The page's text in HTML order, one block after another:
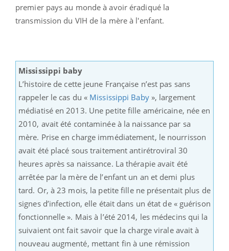
premier pays au monde à avoir éradiqué la
transmission du VIH de la mère à l'enfant.
Mississippi baby
L’histoire de cette jeune Française n’est pas sans
rappeler le cas du « Mississippi Baby», largement
médiatisé en 2013. Une petite fille américaine, née en
2010, avait été contaminée à la naissance par sa
mère. Prise en charge immédiatement, le nourrisson
avait été placé sous traitement antirétroviral 30
heures après sa naissance. La thérapie avait été
arrêtée par la mère de l’enfant un an et demi plus
tard. Or, à 23 mois, la petite fille ne présentait plus de
signes d’infection, elle était dans un état de « guérison
fonctionnelle ». Mais à l’été 2014, les médecins qui la
suivaient ont fait savoir que la charge virale avait à
nouveau augmenté, mettant fin à une rémission